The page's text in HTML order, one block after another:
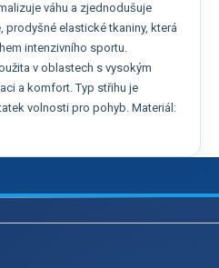
váhu a zjednodušuje
prodyšné elastické tkaniny, která
intenzivního sportu.
v oblastech s vysokým
a komfort. Typ střihu je
volnosti pro pohyb. Materiál: